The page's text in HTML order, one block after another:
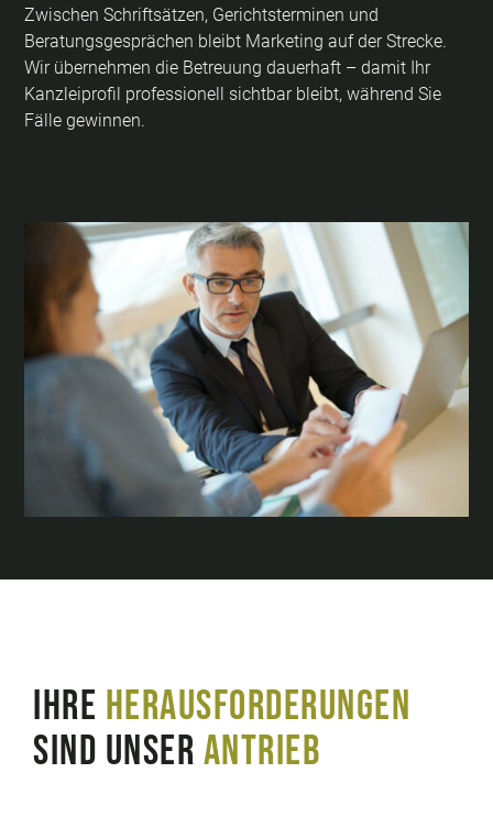
Zwischen Schriftsätzen, Gerichtsterminen und
Beratungsgesprächen bleibt Marketing auf der Strecke.
Wir übernehmen die Betreuung dauerhaft – damit Ihr
Kanzleiprofil professionell sichtbar bleibt, während Sie
Fälle gewinnen.
IHRE HERAUSFORDERUNGEN
SIND UNSER ANTRIEB